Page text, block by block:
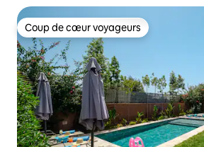
Coup de cœur voyageurs
Coup de cœur voyageurs